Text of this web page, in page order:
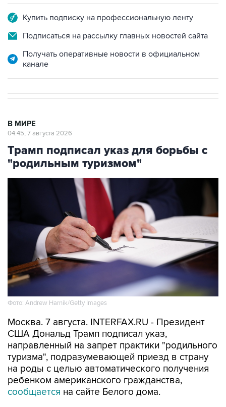
Купить подписку на профессиональную ленту
Подписаться на рассылку главных новостей сайта
Получать оперативные новости в официальном
канале
В МИРЕ
04:45, 7 августа 2026
Трамп подписал указ для борьбы с
"родильным туризмом"
Фото: Andrew Harnik/Getty Images
Москва. 7 августа. INTERFAX.RU - Президент
США Дональд Трамп подписал указ,
направленный на запрет практики "родильного
туризма", подразумевающей приезд в страну
на роды с целью автоматического получения
ребенком американского гражданства,
сообщается на сайте Белого дома.